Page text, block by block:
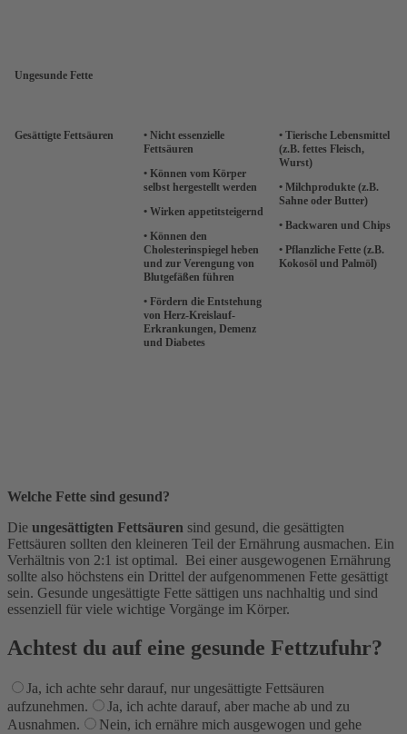
Ungesunde Fette
Gesättigte Fettsäuren
• Nicht essenzielle
Fettsäuren
• Können vom Körper
selbst hergestellt werden
• Wirken appetitsteigernd
• Können den
Cholesterinspiegel heben
und zur Verengung von
Blutgefäßen führen
• Fördern die Entstehung
von Herz-Kreislauf-
Erkrankungen, Demenz
und Diabetes
• Tierische Lebensmittel
(z.B. fettes Fleisch,
Wurst)
• Milchprodukte (z.B.
Sahne oder Butter)
• Backwaren und Chips
• Pflanzliche Fette (z.B.
Kokosöl und Palmöl)
Welche Fette sind gesund?
Die ungesättigten Fettsäuren sind gesund, die gesättigten
Fettsäuren sollten den kleineren Teil der Ernährung ausmachen. Ein
Verhältnis von 2:1 ist optimal. Bei einer ausgewogenen Ernährung
sollte also höchstens ein Drittel der aufgenommenen Fette gesättigt
sein. Gesunde ungesättigte Fette sättigen uns nachhaltig und sind
essenziell für viele wichtige Vorgänge im Körper.
Achtest du auf eine gesunde Fettzufuhr?
Ja, ich achte sehr darauf, nur ungesättigte Fettsäuren
aufzunehmen.
Ja, ich achte darauf, aber mache ab und zu
Ausnahmen.
Nein, ich ernähre mich ausgewogen und gehe